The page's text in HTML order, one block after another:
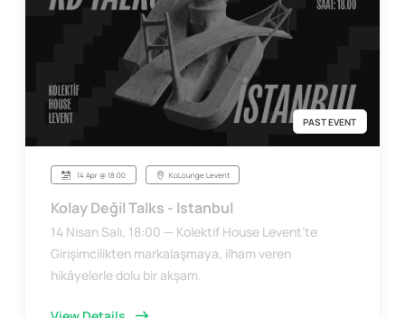
PAST EVENT
14 Apr @ 18:00 KoLounge Levent
Kolay Değil Talks - Istanbul
14 Nisan Salı, 18:00 — Kolektif House Levent’te
Girişimcilikten markalaşmaya, ilham veren
hikâyelerle dolu bir akşam.